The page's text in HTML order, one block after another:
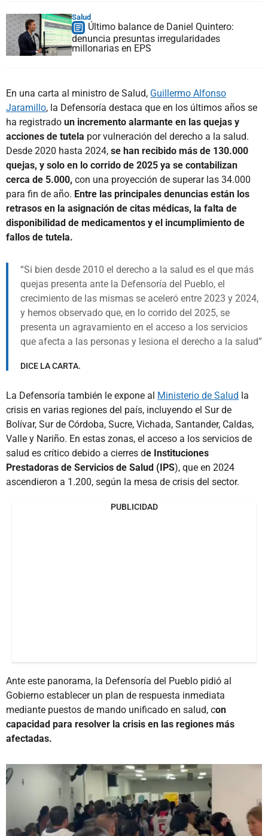
Salud
Último balance de Daniel Quintero:
denuncia presuntas irregularidades
millonarias en EPS
En una carta al ministro de Salud, Guillermo Alfonso
Jaramillo, la Defensoría destaca que en los últimos años se
ha registrado un incremento alarmante en las quejas y
acciones de tutela por vulneración del derecho a la salud.
Desde 2020 hasta 2024, se han recibido más de 130.000
quejas, y solo en lo corrido de 2025 ya se contabilizan
cerca de 5.000, con una proyección de superar las 34.000
para fin de año. Entre las principales denuncias están los
retrasos en la asignación de citas médicas, la falta de
disponibilidad de medicamentos y el incumplimiento de
fallos de tutela.
Si bien desde 2010 el derecho a la salud es el que más
quejas presenta ante la Defensoría del Pueblo, el
crecimiento de las mismas se aceleró entre 2023 y 2024,
y hemos observado que, en lo corrido del 2025, se
presenta un agravamiento en el acceso a los servicios
que afecta a las personas y lesiona el derecho a la salud
DICE LA CARTA.
La Defensoría también le expone al Ministerio de Salud la
crisis en varias regiones del país, incluyendo el Sur de
Bolívar, Sur de Córdoba, Sucre, Vichada, Santander, Caldas,
Valle y Nariño. En estas zonas, el acceso a los servicios de
salud es crítico debido a cierres de Instituciones
Prestadoras de Servicios de Salud (IPS), que en 2024
ascendieron a 1.200, según la mesa de crisis del sector.
PUBLICIDAD
Ante este panorama, la Defensoría del Pueblo pidió al
Gobierno establecer un plan de respuesta inmediata
mediante puestos de mando unificado en salud, con
capacidad para resolver la crisis en las regiones más
afectadas.